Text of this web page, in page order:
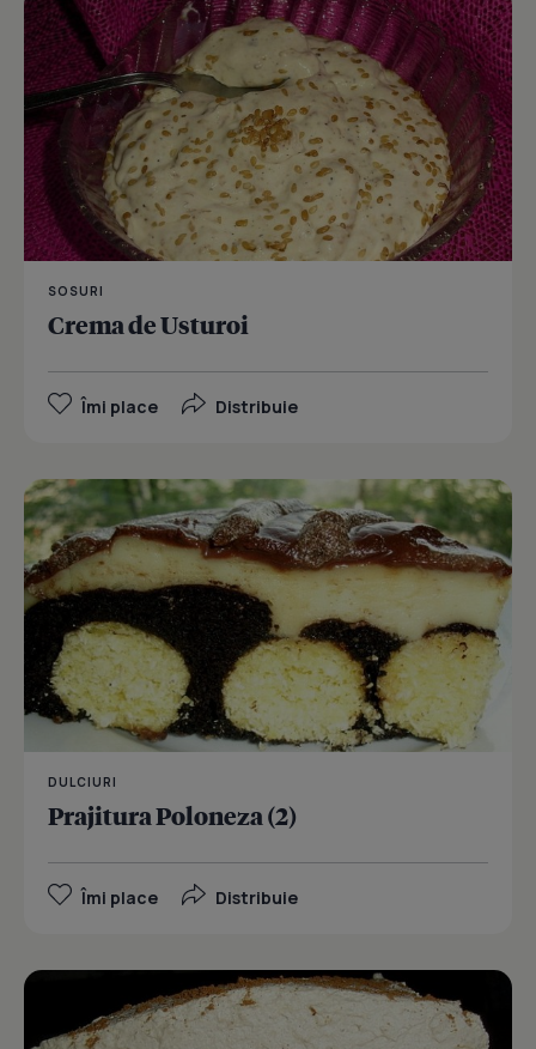
SOSURI
Crema de Usturoi
Îmi place Distribuie
DULCIURI
Prajitura Poloneza (2)
Îmi place Distribuie